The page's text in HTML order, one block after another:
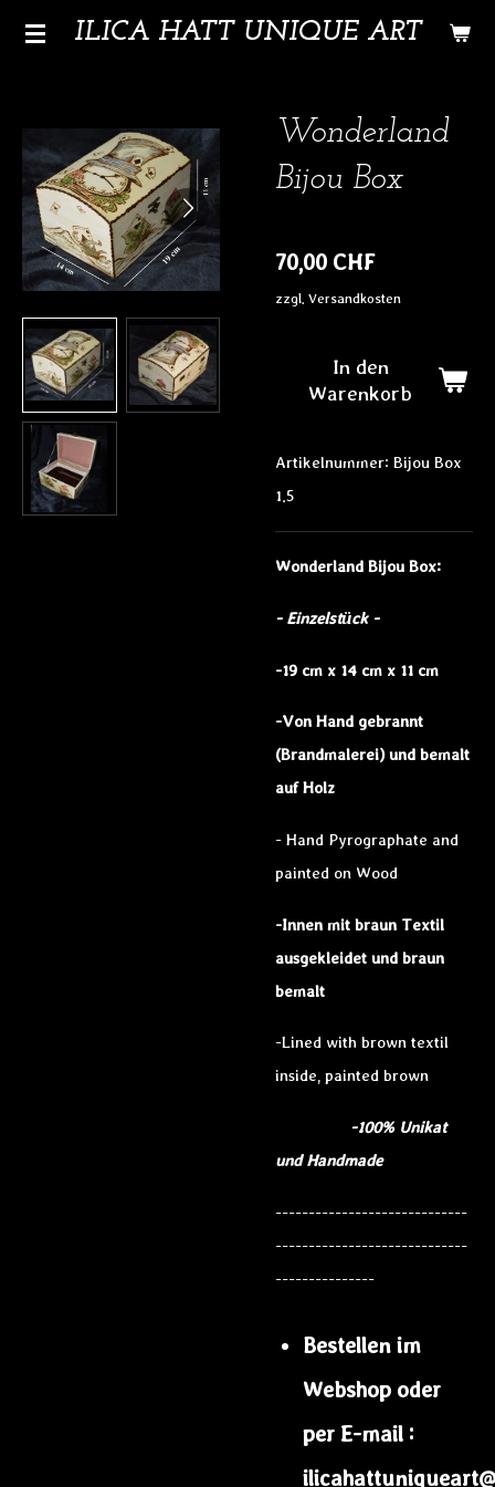
Zum
ILICA HATT UNIQUE ART
Wonderland
Bijou Box
70,00 CHF
zzgl. Versandkosten
In den
Warenkorb
Artikelnummer: Bijou Box
1.5
Wonderland Bijou Box:
- Einzelstück -
-19 cm x 14 cm x 11 cm
-Von Hand gebrannt
(Brandmalerei) und bemalt
auf Holz
- Hand Pyrographate and
painted on Wood
-Innen mit braun Textil
ausgekleidet und braun
bemalt
-Lined with brown textil
inside, painted brown
-100% Unikat
und Handmade
-----------------------------
-----------------------------
---------------
Bestellen im
Webshop oder
per E-mail :